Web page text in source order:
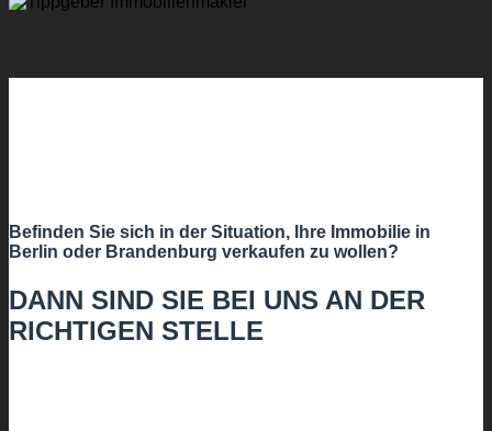
Befinden Sie sich in der Situation, Ihre Immobilie in
Berlin oder Brandenburg verkaufen zu wollen?
DANN SIND SIE BEI UNS AN DER
RICHTIGEN STELLE